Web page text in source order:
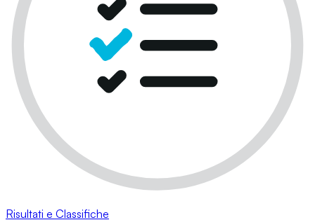
Risultati e Classifiche